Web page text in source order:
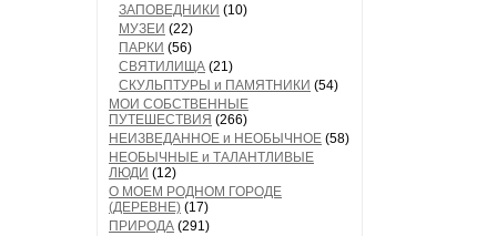
ЗАПОВЕДНИКИ (10)
МУЗЕИ (22)
ПАРКИ (56)
СВЯТИЛИЩА (21)
СКУЛЬПТУРЫ и ПАМЯТНИКИ (54)
МОИ СОБСТВЕННЫЕ
ПУТЕШЕСТВИЯ (266)
НЕИЗВЕДАННОЕ и НЕОБЫЧНОЕ (58)
НЕОБЫЧНЫЕ и ТАЛАНТЛИВЫЕ
ЛЮДИ (12)
О МОЕМ РОДНОМ ГОРОДЕ
(ДЕРЕВНЕ) (17)
ПРИРОДА (291)